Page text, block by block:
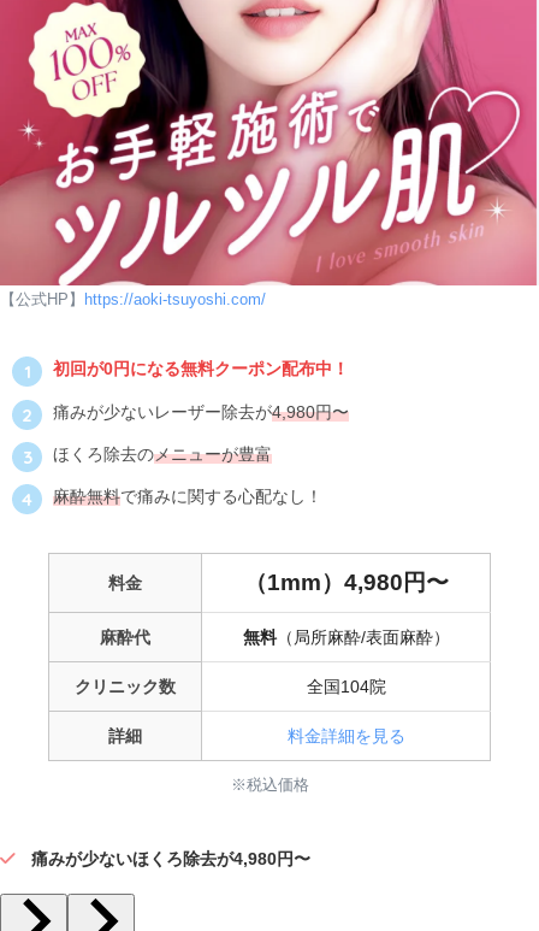
【公式HP】 https://aoki-tsuyoshi.com/
初回が0円になる無料クーポン配布中！
痛みが少ないレーザー除去が4,980円〜
ほくろ除去のメニューが豊富
麻酔無料で痛みに関する心配なし！
料金 （1mm）4,980円〜
麻酔代 無料（局所麻酔/表面麻酔）
クリニック数 全国104院
詳細 料金詳細を見る
※税込価格
痛みが少ないほくろ除去が4,980円〜